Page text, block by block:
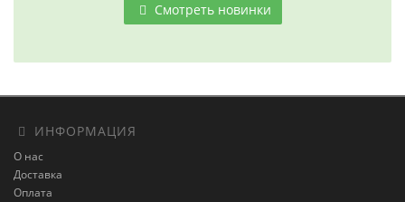
Смотреть новинки
ИНФОРМАЦИЯ
О нас
Доставка
Оплата